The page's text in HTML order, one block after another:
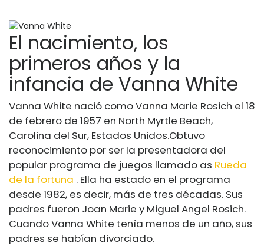
El nacimiento, los
primeros años y la
infancia de Vanna White
Vanna White nació como Vanna Marie Rosich el 18
de febrero de 1957 en North Myrtle Beach,
Carolina del Sur, Estados Unidos.Obtuvo
reconocimiento por ser la presentadora del
popular programa de juegos llamado as Rueda
de la fortuna . Ella ha estado en el programa
desde 1982, es decir, más de tres décadas. Sus
padres fueron Joan Marie y Miguel Angel Rosich.
Cuando Vanna White tenía menos de un año, sus
padres se habían divorciado.